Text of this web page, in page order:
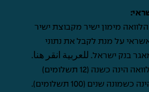
מימון ישיר מקבוצת ישיר
על מנת לקבל את נתוני
בנק ישראל. للعربية انقر هنا.
התקופה המינימלית להחזר הלוואה הינה כשנה (12 תשלומים)
והמקסימלית להחזר הלוואה הינה כשמונה שנים (100 תשלומים).